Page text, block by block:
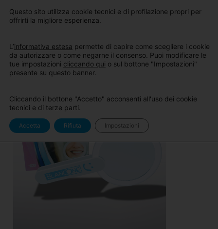
Sito
BlancOne
Area Pro
BlancOne
Questo sito utilizza cookie tecnici e di profilazione propri per
offrirti la migliore esperienza.
L’informativa estesa permette di capire come scegliere i cookie
da autorizzare o come negarne il consenso. Puoi modificare le
tue impostazioni cliccando qui o sul bottone "Impostazioni"
presente su questo banner.
Cliccando il bottone "Accetto" acconsenti all'uso dei cookie
tecnici e di terze parti.
Accetta Rifiuta Impostazioni